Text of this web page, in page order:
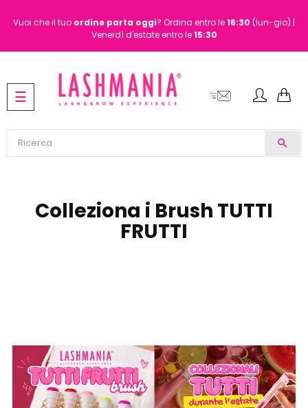
Vuoi che il tuo ordine parta oggi? Ordina entro le16:30 (lun-gio) |
Venerdì d'estate entro le15:30
search
navigazione
Toggle
☰
Colleziona i Brush TUTTI
FRUTTI